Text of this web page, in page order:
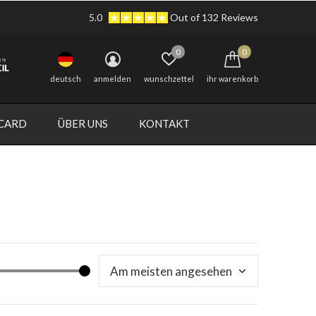
ÜBER UNS KONTAKT
deutsch anmelden wunschzettel
0
ihr warenkorb
0
5.0 Out of 132 Reviews